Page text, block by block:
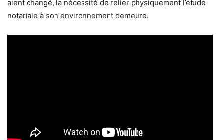
aient changé, la nécessité de relier physiquement l’étude
notariale à son environnement demeure.